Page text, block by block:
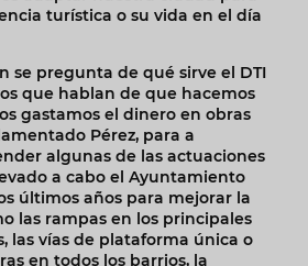
turística o su vida en el día
se pregunta de qué sirve el DTI
que hablan de que hacemos
gastamos el dinero en obras
Pérez, para a
algunas de las actuaciones
a cabo el Ayuntamiento
últimos años para mejorar la
las rampas en los principales
las vías de plataforma única o
en todos los barrios, la